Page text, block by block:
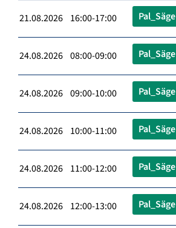
21.08.2026 16:00-17:00 Pal_Säge
24.08.2026 08:00-09:00 Pal_Säge
24.08.2026 09:00-10:00 Pal_Säge
24.08.2026 10:00-11:00 Pal_Säge
24.08.2026 11:00-12:00 Pal_Säge
24.08.2026 12:00-13:00 Pal_Säge